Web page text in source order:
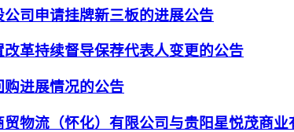
司申请挂牌新三板的进展公告
革持续督导保荐代表人变更的公告
进展情况的公告
物流（怀化）有限公司与贵阳星悦茂商